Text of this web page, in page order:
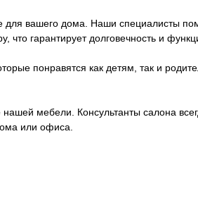
вашего дома. Наши специалисты
гарантирует долговечность и
понравятся как детям, так и
мебели. Консультанты салона
или офиса.